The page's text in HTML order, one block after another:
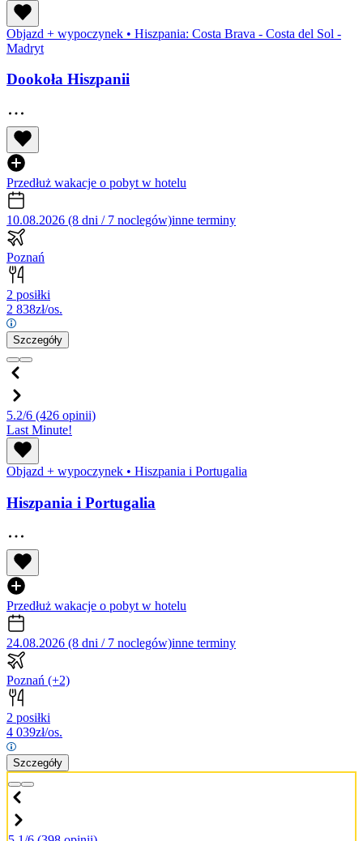
Objazd + wypoczynek • Hiszpania: Costa Brava - Costa del Sol -
Madryt
Dookoła Hiszpanii
Przedłuż wakacje o pobyt w hotelu
10.08.2026 (8 dni / 7 noclegów)inne terminy
Poznań
2 posiłki
2 838zł/os.
Szczegóły
5.2/6 (426 opinii)
Last Minute!
Objazd + wypoczynek • Hiszpania i Portugalia
Hiszpania i Portugalia
Przedłuż wakacje o pobyt w hotelu
24.08.2026 (8 dni / 7 noclegów)inne terminy
Poznań (+2)
2 posiłki
4 039zł/os.
Szczegóły